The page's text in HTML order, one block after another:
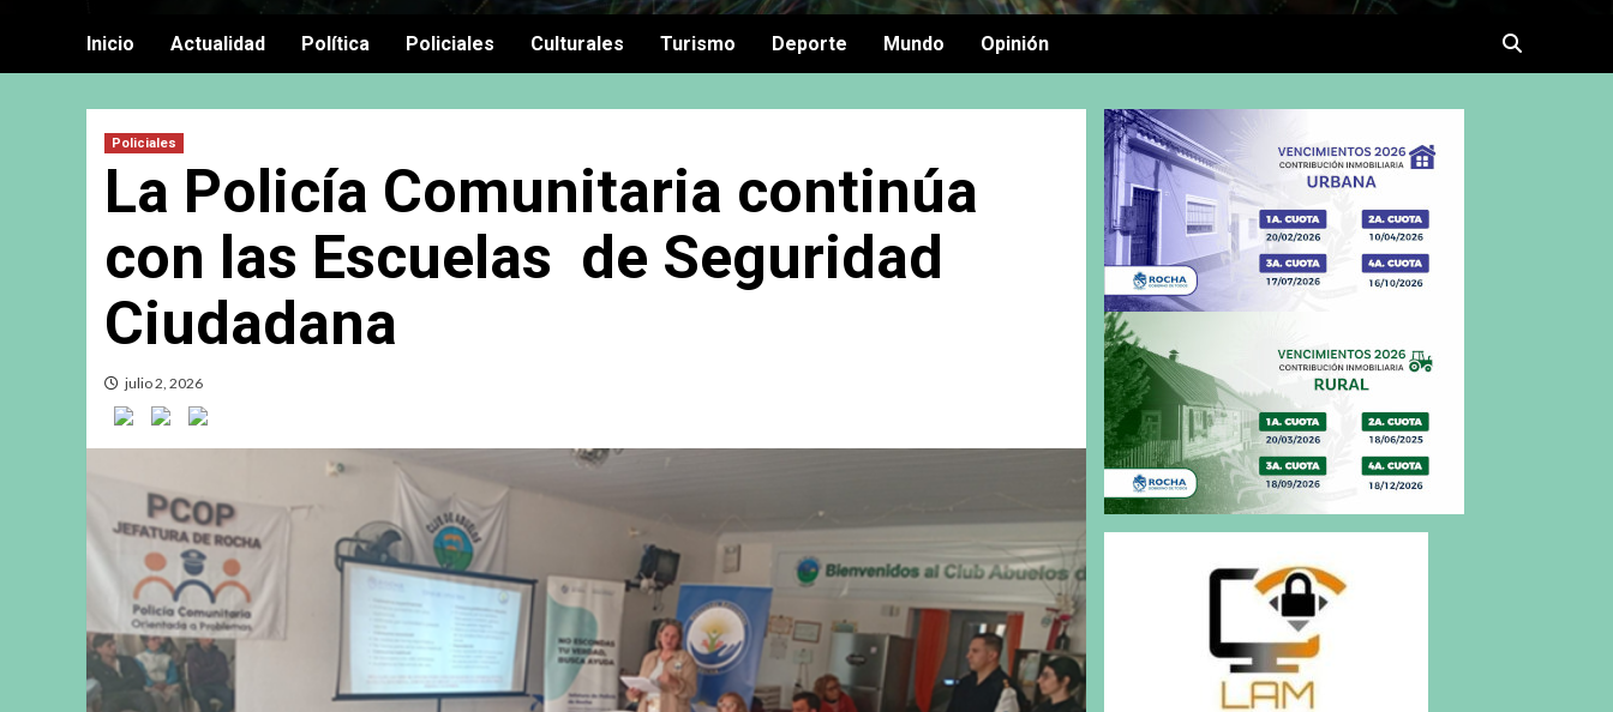
Inicio Actualidad Política Policiales Culturales Turismo Deporte Mundo Opinión
Policiales
La Policía Comunitaria continúa
con las Escuelas de Seguridad
Ciudadana
julio 2, 2026